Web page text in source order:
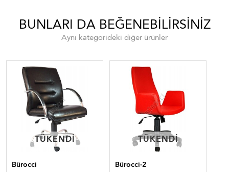
BUNLARI DA BEĞENEBILIRSINIZ
Aynı kategorideki diğer ürünler
TÜKENDI
TÜKENDI
Bürocci
TÜKENDI
TÜKENDI
Bürocci-2